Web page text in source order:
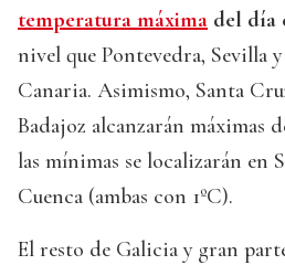
temperatura máxima del día
nivel que Pontevedra, Sevilla
Canaria. Asimismo, Santa
Badajoz alcanzarán máximas
las mínimas se localizarán en
Cuenca (ambas con 1ºC).
El resto de Galicia y gran